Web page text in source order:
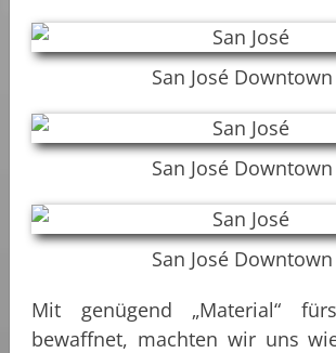
San José Downtown
San José Downtown
San José Downtown
Mit genügend „Material“
bewaffnet, machten wir uns